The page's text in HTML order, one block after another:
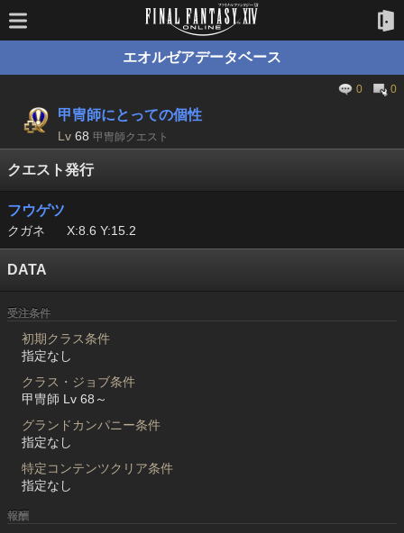
エオルゼアデータベース
0 0
甲冑師にとっての個性
Lv 68 甲冑師クエスト
クエスト発行
フウゲツ
クガネ X:8.6 Y:15.2
DATA
受注条件
初期クラス条件
指定なし
クラス・ジョブ条件
甲冑師 Lv 68～
グランドカンパニー条件
指定なし
特定コンテンツクリア条件
指定なし
報酬